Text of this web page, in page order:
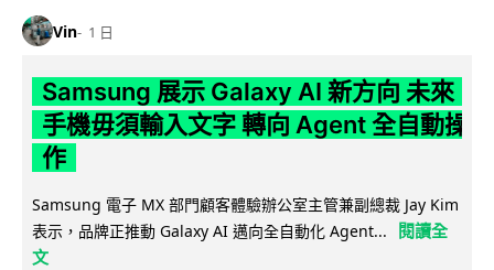
Vin 1 日
Samsung 展示 Galaxy AI 新方向 未來
手機毋須輸入文字 轉向 Agent 全自動操
作
Samsung 電子 MX 部門顧客體驗辦公室主管兼副總裁 Jay Kim
表示，品牌正推動 Galaxy AI 邁向全自動化 Agent...
閱讀全
文